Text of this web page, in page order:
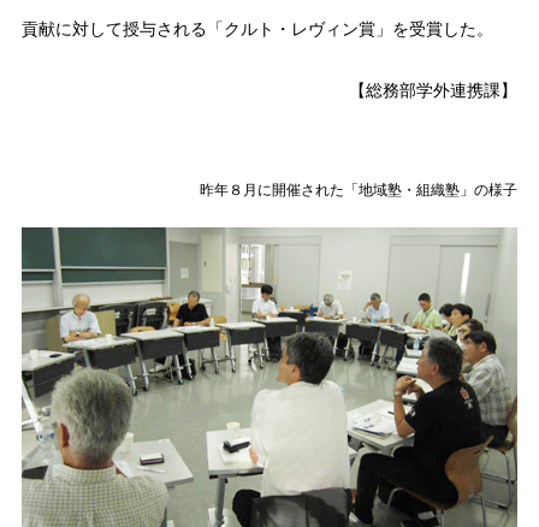
貢献に対して授与される「クルト・レヴィン賞」を受賞した。
【総務部学外連携課】
昨年８月に開催された「地域塾・組織塾」の様子